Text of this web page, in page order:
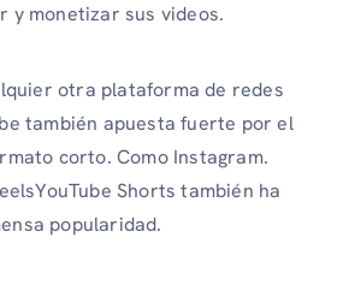
y monetizar sus videos.
otra plataforma de redes
también apuesta fuerte por el
corto. Como Instagram.
Shorts también ha
popularidad.